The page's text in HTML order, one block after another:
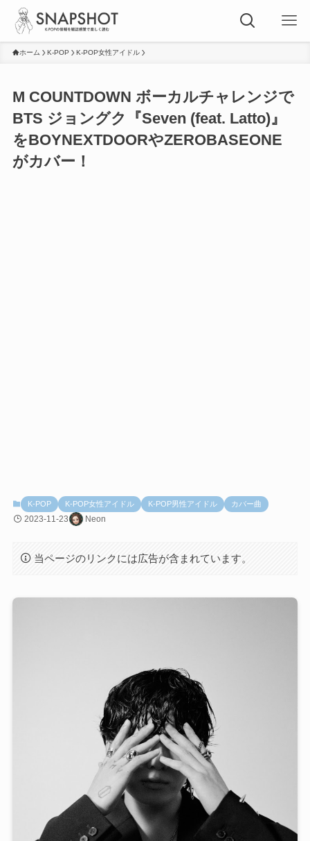
ホーム K-POP K-POP女性アイドル
M COUNTDOWN ボーカルチャレンジで
BTS ジョングク『Seven (feat. Latto)』
をBOYNEXTDOORやZEROBASEONE
がカバー！
K-POP K-POP女性アイドル K-POP男性アイドル カバー曲
2023-11-23 Neon
当ページのリンクには広告が含まれています。